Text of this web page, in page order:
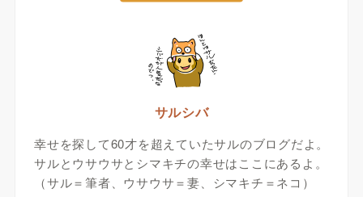
サルシバ
幸せを探して60才を超えていたサルのブログだよ。
サルとウサウサとシマキチの幸せはここにあるよ。
（サル＝筆者、ウサウサ＝妻、シマキチ＝ネコ）